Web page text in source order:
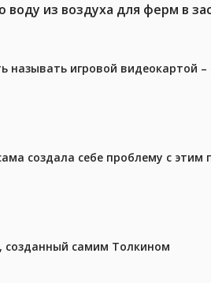
из воздуха для ферм в
называть игровой видеокартой
создала себе проблему с этим
созданный самим Толкином